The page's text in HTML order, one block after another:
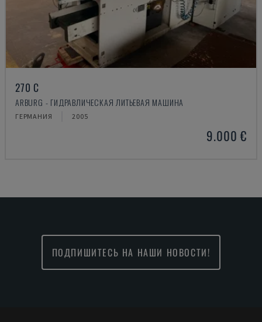
270 C
ARBURG - ГИДРАВЛИЧЕСКАЯ ЛИТЬЕВАЯ МАШИНА
ГЕРМАНИЯ 2005
9.000 €
ПОДПИШИТЕСЬ НА НАШИ НОВОСТИ!